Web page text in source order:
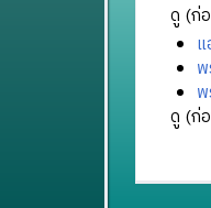
ดู (ก่
ดู (ก่